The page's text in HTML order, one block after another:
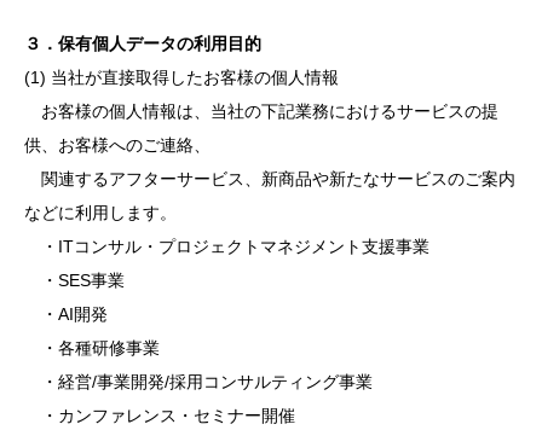
３．保有個人データの利用目的
(1) 当社が直接取得したお客様の個人情報
お客様の個人情報は、当社の下記業務におけるサービスの提
供、お客様へのご連絡、
関連するアフターサービス、新商品や新たなサービスのご案内
などに利用します。
・ITコンサル・プロジェクトマネジメント支援事業
・SES事業
・AI開発
・各種研修事業
・経営/事業開発/採用コンサルティング事業
・カンファレンス・セミナー開催